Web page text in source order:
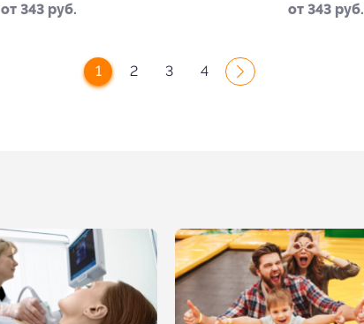
от 343 руб. от 343 руб.
1 2 3 4